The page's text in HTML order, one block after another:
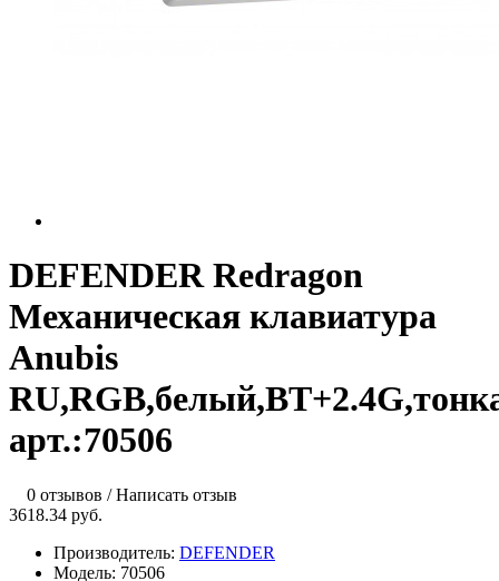
DEFENDER Redragon
Механическая клавиатура
Anubis
арт.:70506
0 отзывов /Написать отзыв
3618.34 руб.
Производитель: DEFENDER
Модель: 70506